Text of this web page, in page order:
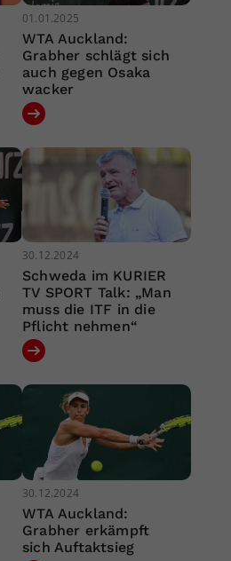
01.01.2025
WTA Auckland:
Grabher schlägt sich
auch gegen Osaka
wacker
30.12.2024
Schweda im KURIER
TV SPORT Talk: „Man
muss die ITF in die
Pflicht nehmen“
30.12.2024
WTA Auckland:
Grabher erkämpft
sich Auftaktsieg